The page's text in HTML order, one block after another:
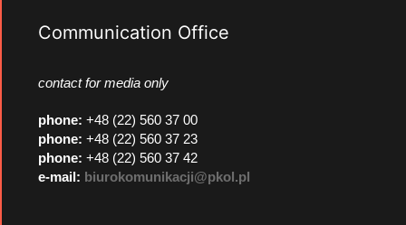
Communication Office
contact for media only
phone: +48 (22) 560 37 00
phone: +48 (22) 560 37 23
phone: +48 (22) 560 37 42
e-mail: biurokomunikacji@pkol.pl